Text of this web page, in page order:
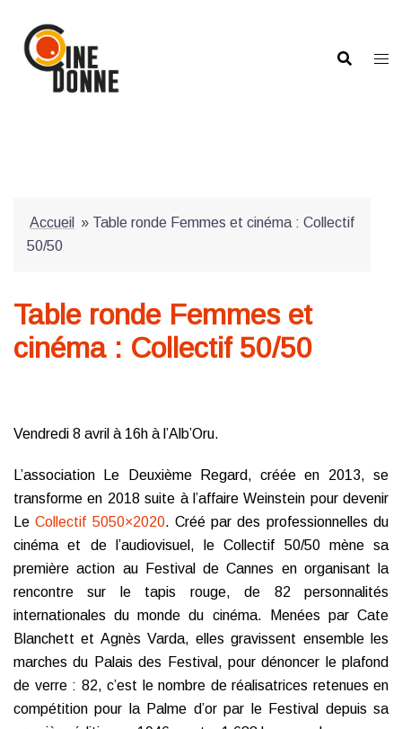
contenu
Accueil » Table ronde Femmes et cinéma : Collectif
50/50
Table ronde Femmes et
cinéma : Collectif 50/50
Vendredi 8 avril à 16h à l’Alb’Oru.
L’association Le Deuxième Regard, créée en 2013, se
transforme en 2018 suite à l’affaire Weinstein pour devenir
LeCollectif 5050×2020. Créé par des professionnelles du
cinéma et de l’audiovisuel, le Collectif 50/50 mène sa
première action au Festival de Cannes en organisant la
rencontre sur le tapis rouge, de 82 personnalités
internationales du monde du cinéma. Menées par Cate
Blanchett et Agnès Varda, elles gravissent ensemble les
marches du Palais des Festival, pour dénoncer le plafond
de verre : 82, c’est le nombre de réalisatrices retenues en
compétition pour la Palme d’or par le Festival depuis sa